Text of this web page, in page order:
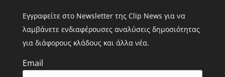
Εγγραφείτε στο Newsletter της Clip News για να
λαμβάνετε ενδιαφέρουσες αναλύσεις δημοσιότητας
για διάφορους κλάδους και άλλα νέα.
Email